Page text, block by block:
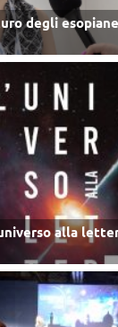
degli
alla